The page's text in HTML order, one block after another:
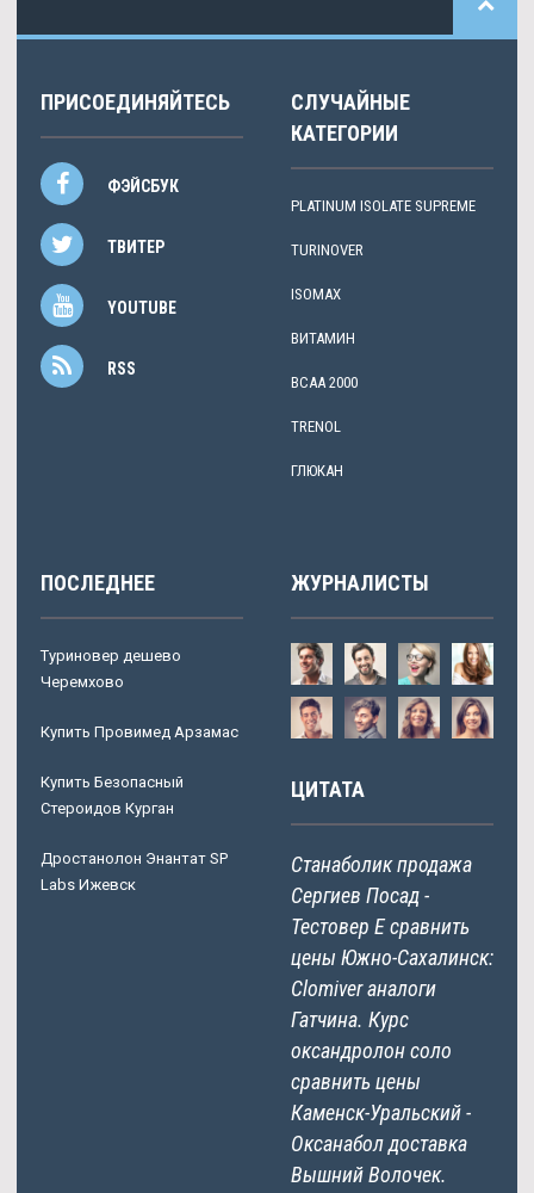
ПРИСОЕДИНЯЙТЕСЬ
ФЭЙСБУК
ТВИТЕР
YOUTUBE
RSS
СЛУЧАЙНЫЕ
КАТЕГОРИИ
PLATINUM ISOLATE SUPREME
TURINOVER
ISOMAX
ВИТАМИН
BCAA 2000
TRENOL
ГЛЮКАН
ПОСЛЕДНЕЕ
Туриновер дешево
Черемхово
Купить Провимед Арзамас
Купить Безопасный
Стероидов Курган
Дростанолон Энантат SP
Labs Ижевск
ЖУРНАЛИСТЫ
ЦИТАТА
Станаболик продажа
Сергиев Посад -
Тестовер Е сравнить
цены Южно-Сахалинск:
Clomiver аналоги
Гатчина. Курс
оксандролон соло
сравнить цены
Каменск-Уральский -
Оксанабол доставка
Вышний Волочек.